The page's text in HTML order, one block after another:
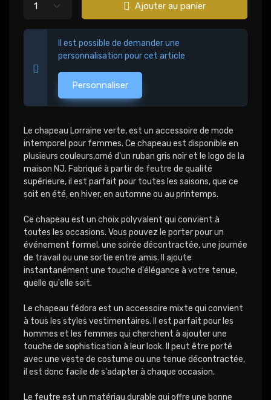
Ajouter au panier
Il est possible de demander une
personnalisation pour cet article
Personnaliser
Le chapeau Lorraine verte, est un accessoire de mode
intemporel pour femmes. Ce chapeau est disponible en
plusieurs couleurs,orné d'un ruban gris noir et le logo de la
maison NJ. Fabriqué à partir de feutre de qualité
supérieure, il est parfait pour toutes les saisons, que ce
soit en été, en hiver, en automne ou au printemps.
Ce chapeau est un choix polyvalent qui convient à
toutes les occasions. Vous pouvez le porter pour un
événement formel, une soirée décontractée, une journée
de travail ou une sortie entre amis. Il ajoute
instantanément une touche d'élégance à votre tenue,
quelle qu'elle soit.
Le chapeau fédora est un accessoire mixte qui convient
à tous les styles vestimentaires. Il est parfait pour les
hommes et les femmes qui cherchent à ajouter une
touche de sophistication à leur look. Il peut être porté
avec une veste de costume ou une tenue décontractée,
il est donc facile de s'adapter à chaque occasion.
Le feutre est un matériau durable qui offre une bonne